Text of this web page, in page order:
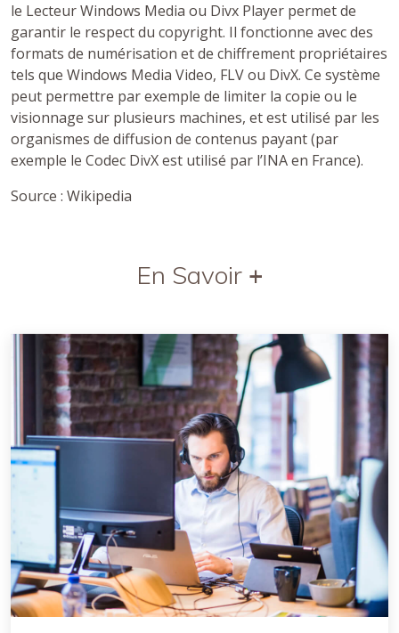
le Lecteur Windows Media ou Divx Player permet de
garantir le respect du copyright. Il fonctionne avec des
formats de numérisation et de chiffrement propriétaires
tels que Windows Media Video, FLV ou DivX. Ce système
peut permettre par exemple de limiter la copie ou le
visionnage sur plusieurs machines, et est utilisé par les
organismes de diffusion de contenus payant (par
exemple le Codec DivX est utilisé par l’INA en France).
Source : Wikipedia
En Savoir +